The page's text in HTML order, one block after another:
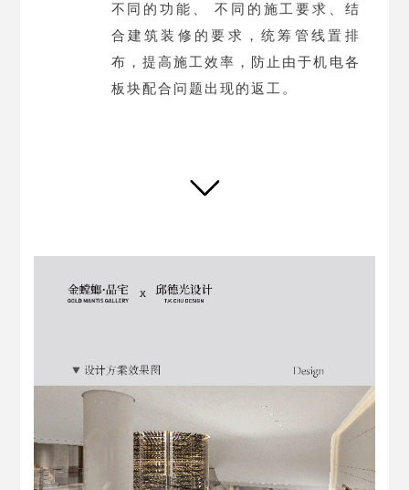
不同的功能、 不同的施工要求、结
合建筑装修的要求，统筹管线置排
布，提高施工效率，防止由于机电各
板块配合问题出现的返工。